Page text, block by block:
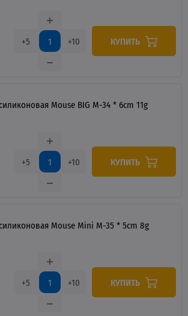
+5 +10 КУПИТЬ
Mouse BIG M-34 * 6cm 11g
+5 +10 КУПИТЬ
Mouse Mini M-35 * 5cm 8g
+5 +10 КУПИТЬ